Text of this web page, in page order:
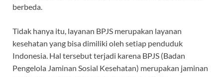
berbeda.
Tidak hanya itu, layanan BPJS merupakan layanan
kesehatan yang bisa dimiliki oleh setiap penduduk
Indonesia. Hal tersebut terjadi karena BPJS (Badan
Pengelola Jaminan Sosial Kesehatan) merupakan jaminan